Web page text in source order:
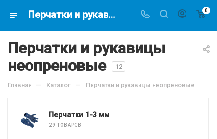
Перчатки и рукавицы неопреновые купить в магазине подводной охоты - Водолаз.РФ - 0
Перчатки и рукавицы
неопреновые
12
Главная — Каталог — Перчатки и рукавицы неопреновые
Перчатки 1-3 мм
29 ТОВАРОВ